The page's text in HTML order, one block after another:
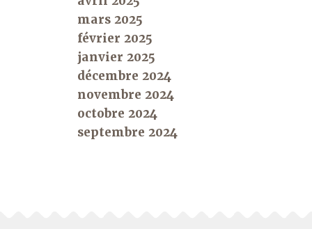
mars 2025
février 2025
janvier 2025
décembre 2024
novembre 2024
octobre 2024
septembre 2024